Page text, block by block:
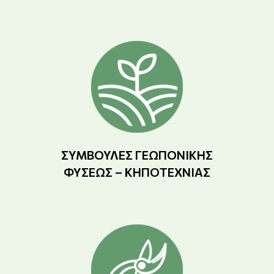
ΣΥΜΒΟΥΛΈΣ ΓΕΩΠΟΝΙΚΉΣ
ΦΎΣΕΩΣ – ΚΗΠΟΤΕΧΝΊΑΣ